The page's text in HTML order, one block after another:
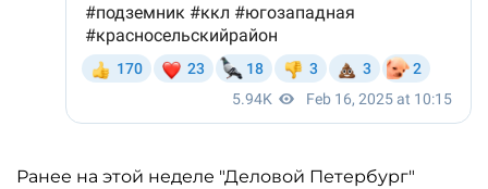
Ранее на этой неделе "Деловой Петербург"